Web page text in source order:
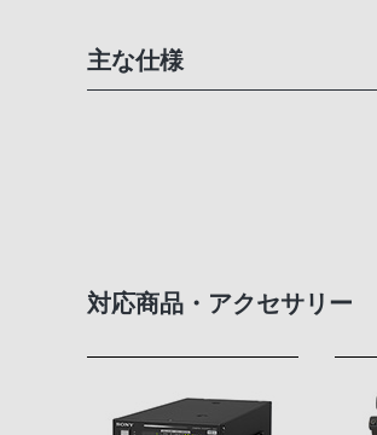
主な仕様
対応商品・アクセサリー